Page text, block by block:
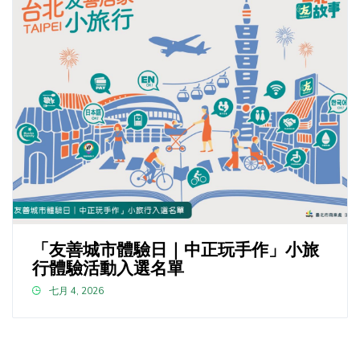
「友善城市體驗日｜中正玩手作」小旅
行體驗活動入選名單
七月 4, 2026